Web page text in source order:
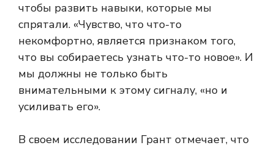
чтобы развить навыки, которые мы
спрятали. «Чувство, что что-то
некомфортно, является признаком того,
что вы собираетесь узнать что-то новое». И
мы должны не только быть
внимательными к этому сигналу, «но и
усиливать его».
В своем исследовании Грант отмечает, что